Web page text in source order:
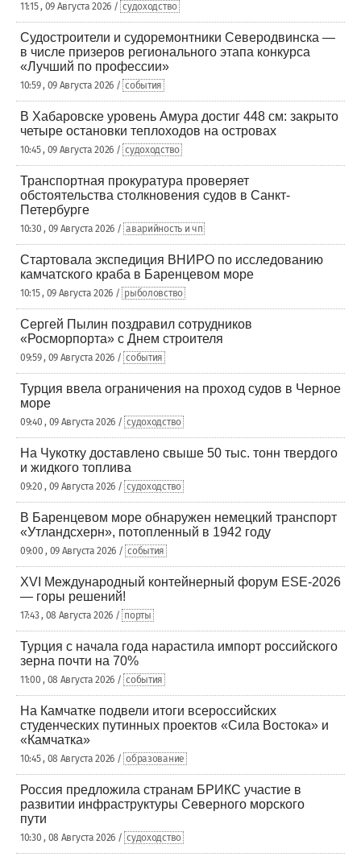
11:15 , 09 Августа 2026 / судоходство
Судостроители и судоремонтники Северодвинска —
в числе призеров регионального этапа конкурса
«Лучший по профессии»
10:59 , 09 Августа 2026 / события
В Хабаровске уровень Амура достиг 448 см: закрыто
четыре остановки теплоходов на островах
10:45 , 09 Августа 2026 / судоходство
Транспортная прокуратура проверяет
обстоятельства столкновения судов в Санкт-
Петербурге
10:30 , 09 Августа 2026 / аварийность и чп
Стартовала экспедиция ВНИРО по исследованию
камчатского краба в Баренцевом море
10:15 , 09 Августа 2026 / рыболовство
Сергей Пылин поздравил сотрудников
«Росморпорта» с Днем строителя
09:59 , 09 Августа 2026 / события
Турция ввела ограничения на проход судов в Черное
море
09:40 , 09 Августа 2026 / судоходство
На Чукотку доставлено свыше 50 тыс. тонн твердого
и жидкого топлива
09:20 , 09 Августа 2026 / судоходство
В Баренцевом море обнаружен немецкий транспорт
«Утландсхерн», потопленный в 1942 году
09:00 , 09 Августа 2026 / события
XVI Международный контейнерный форум ESE-2026
— горы решений!
17:43 , 08 Августа 2026 / порты
Турция с начала года нарастила импорт российского
зерна почти на 70%
11:00 , 08 Августа 2026 / события
На Камчатке подвели итоги всероссийских
студенческих путинных проектов «Сила Востока» и
«Камчатка»
10:45 , 08 Августа 2026 / образование
Россия предложила странам БРИКС участие в
развитии инфраструктуры Северного морского
пути
10:30 , 08 Августа 2026 / судоходство